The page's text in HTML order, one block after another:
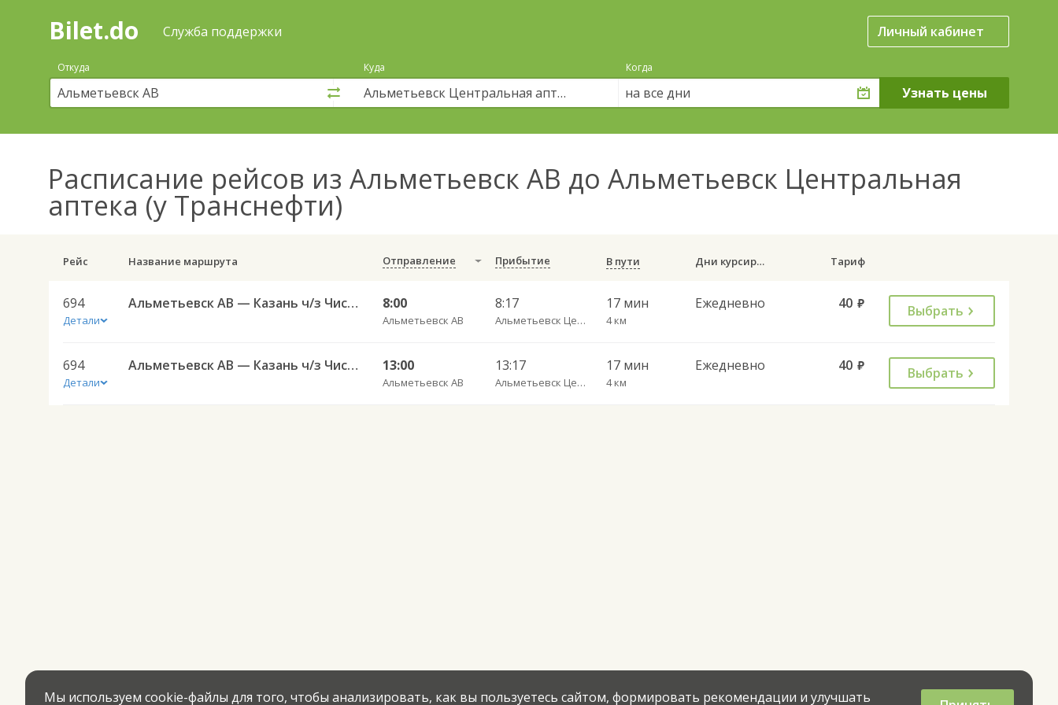
Поиск
покупка
билетов
автобус
онлайн
Bilet.do Служба поддержки Личный кабинет
Откуда Куда Когда
на все дни
Расписание рейсов из Альметьевск АВ до Альметьевск Центральная
аптека (у Транснефти)
Рейс Название маршрута Отправление Прибытие В пути Дни курсирования Тариф
694
Детали
Альметьевск АВ — Казань ч/з Чистополь АВ 694 8:00
Альметьевск АВ
8:17
Альметьевск Центральная аптека (у Транснефти)
17 мин
4 км
Ежедневно 40 руб. Выбрать
694
Детали
Альметьевск АВ — Казань ч/з Чистополь АВ 694 13:00
Альметьевск АВ
13:17
Альметьевск Центральная аптека (у Транснефти)
17 мин
4 км
Ежедневно 40 руб. Выбрать
Мы используем cookie-файлы для того, чтобы анализировать, как вы пользуетесь сайтом, формировать рекомендации и улучшать